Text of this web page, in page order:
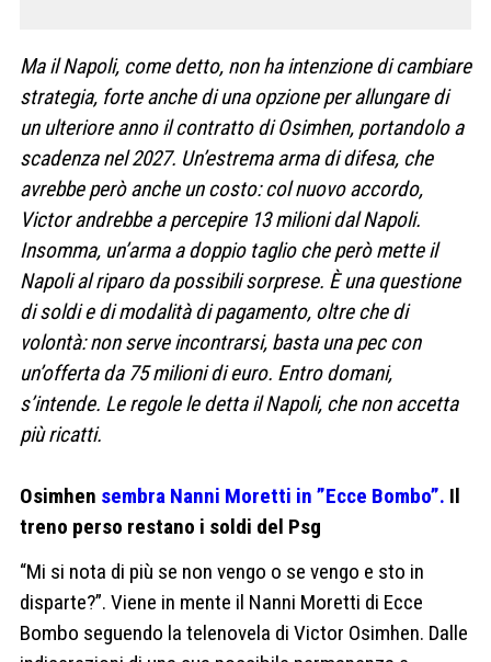
Ma il Napoli, come detto, non ha intenzione di cambiare
strategia, forte anche di una opzione per allungare di
un ulteriore anno il contratto di Osimhen, portandolo a
scadenza nel 2027. Un’estrema arma di difesa, che
avrebbe però anche un costo: col nuovo accordo,
Victor andrebbe a percepire 13 milioni dal Napoli.
Insomma, un’arma a doppio taglio che però mette il
Napoli al riparo da possibili sorprese. È una questione
di soldi e di modalità di pagamento, oltre che di
volontà: non serve incontrarsi, basta una pec con
un’offerta da 75 milioni di euro. Entro domani,
s’intende. Le regole le detta il Napoli, che non accetta
più ricatti.
Osimhen sembra Nanni Moretti in ”Ecce Bombo”. Il
treno perso restano i soldi del Psg
“Mi si nota di più se non vengo o se vengo e sto in
disparte?”. Viene in mente il Nanni Moretti di Ecce
Bombo seguendo la telenovela di Victor Osimhen. Dalle